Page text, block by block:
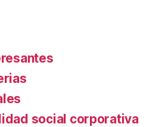
social corporativa